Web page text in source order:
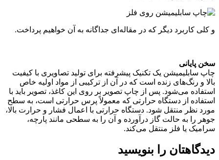
و کلی کاربرد دیگر که در مقاله‌ای جداگانه به آن خواهیم پرداخت.
سخن پایانی
چاپ سابلیمیشن یک تکنیک پیشرفته برای تولید تصاویری با کیفیت
بالا و رنگ‌های زنده است که در آن از ترکیبی از مواد اولیه خاص
استفاده می‌شود. پس از چاپ تصویر بر روی این کاغذ، تصویر باید با
استفاده از دستگاه حرارتی که معمولاً پرس حرارتی است، به سطح
مورد نظر منتقل شود. دستگاه حرارتی با اعمال فشار و حرارت بالا،
جوهر را به حالت گاز درآورده و آن را به سطحی مانند پارچه،
سرامیک یا فلز منتقل می‌کند.
دیدگاهتان را بنویسید